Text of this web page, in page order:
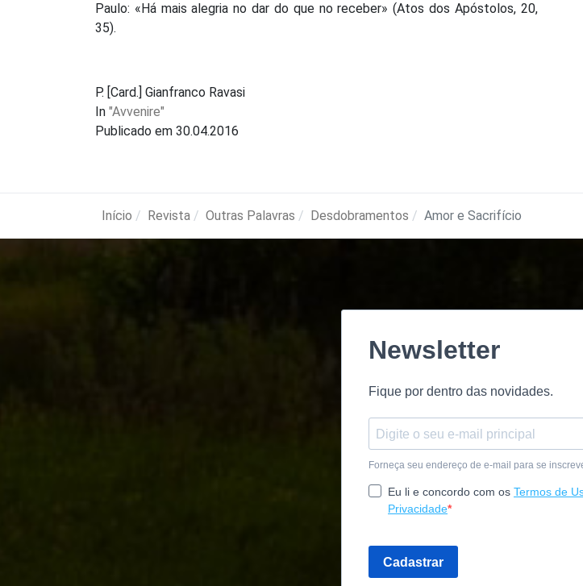
Paulo: «Há mais alegria no dar do que no receber» (Atos dos Apóstolos, 20,
35).
P. [Card.] Gianfranco Ravasi
In "Avvenire"
Publicado em 30.04.2016
Início Revista Outras Palavras Desdobramentos Amor e Sacrifício